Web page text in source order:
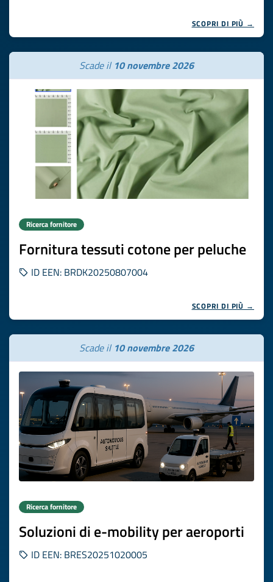
SCOPRI DI PIÙ →
Scade il 10 novembre 2026
Ricerca fornitore
Fornitura tessuti cotone per peluche
ID EEN: BRDK20250807004
SCOPRI DI PIÙ →
Scade il 10 novembre 2026
Ricerca fornitore
Soluzioni di e-mobility per aeroporti
ID EEN: BRES20251020005